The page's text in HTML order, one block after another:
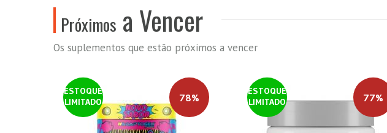
Próximos a Vencer
Os suplementos que estão próximos a vencer
ESTOQUE
LIMITADO
78%
ESTOQUE
LIMITADO
77%